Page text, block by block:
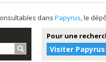
dans Papyrus, le
Rechercher…
Pour une
Visiter Papyrus